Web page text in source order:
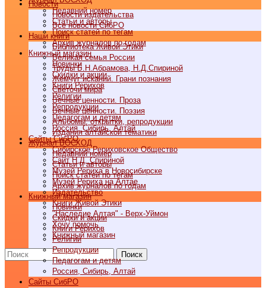
Недавний номер
Статьи и авторы
Поиск статей по тегам
Архив журналов по годам
Книжный магазин
Новинки
Скидки и акции
Книги Рерихов
Религии
Репродукции
Педагогам и детям
Россия, Сибирь, Алтай
Cайты СибРО
Сибирское Рериховское Общество
Сайт Н.Д. Спириной
Музей Рериха в Новосибирске
Музей Рериха на Алтае
Издательство
Книги Живой Этики
"Наследие Алтая" - Верх-Уймон
Хочу помочь
Книжный магазин
Поиск
Новости
Новости издательства
Все новости СибРО
Наши книги
Библиотека Живой Этики
Великая семья России
Труды Б.Н.Абрамова, Н.Д.Спириной
Жемчуг исканий. Грани познания
Светочи мира
Вечные ценности. Проза
Вечные ценности. Поэзия
Альбомы, открытки, репродукции
Издания алтайской тематики
Журнал ВОСХОД
Недавний номер
Статьи и авторы
Поиск статей по тегам
Архив журналов по годам
Книжный магазин
Новинки
Скидки и акции
Книги Рерихов
Религии
Репродукции
Педагогам и детям
Россия, Сибирь, Алтай
Cайты СибРО